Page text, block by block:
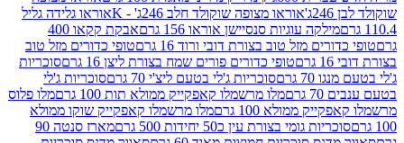
אוראו מצופה שוקולד חלב 246ג' - K
אוראו גלידה גליל
מילקה עוגיות סנסיישן אוראו 156 גרם
אבקת קקאו 400
מזל טוב בצורת דובי ורוד 16 גרם
טופי כדורים מזל טוב
טופי כדורים פורים שמח בצורת ליצן 16 גרם
סוכריות
גרם
סוכריות ג'לי בטעם ליצ'י 70 גרם
סוכריות ג'לי
מלו מרשמלו קאפקייק ממולא תות 100 גרם
מלו פלוס
ממולא 100 גרם
מלו מרשמלו קאפקייק שוקו ממולא
גומי בצורת עין כ50 יחידות 500 גרם
מארז סנטה 90